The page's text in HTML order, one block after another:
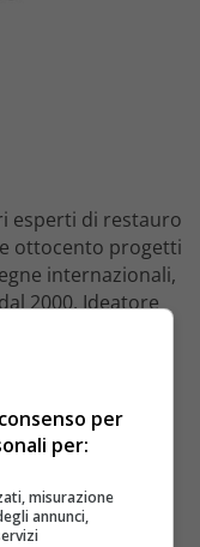
esperti di restauro
ottocento progetti
internazionali,
2000. Ideatore
docente e
Farinelli
della
(Camera di
(Regione Lazio).
Roma) e Nicola
del
per
per:
misurazione
annunci,